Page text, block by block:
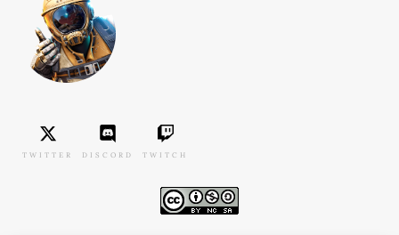
TWITTER DISCORD TWITCH